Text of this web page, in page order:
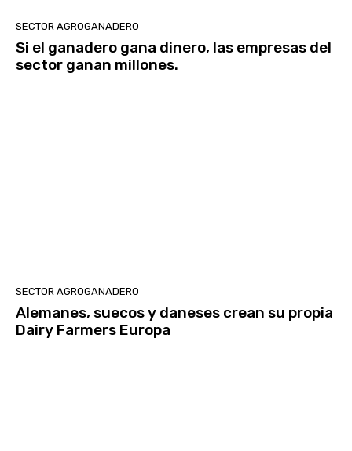
SECTOR AGROGANADERO
Si el ganadero gana dinero, las empresas del
sector ganan millones.
SECTOR AGROGANADERO
Alemanes, suecos y daneses crean su propia
Dairy Farmers Europa